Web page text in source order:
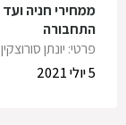
התחבורה
פרטי: יונתן סורוצקין
5 יולי 2021